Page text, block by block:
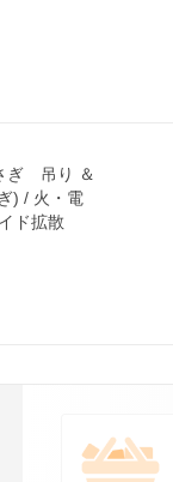
ぎ 吊り ＆
) / 火・電
ド拡散